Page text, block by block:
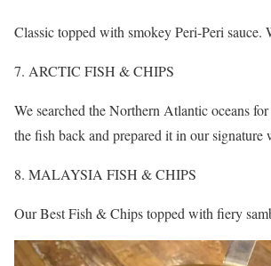
Classic topped with smokey Peri-Peri sauce.
ARCTIC FISH & CHIPS
We searched the Northern Atlantic oceans
the fish back and prepared it in our signature
MALAYSIA FISH & CHIPS
Our Best Fish & Chips topped with fiery